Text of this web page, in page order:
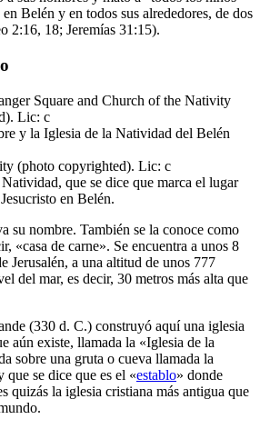
Belén y en todos sus alrededores, de dos
2:16, 18; Jeremías 31:15).
y la Iglesia de la Natividad del Belén
que se dice que marca el lugar
en Belén.
su nombre. También se la conoce como
«casa de carne». Se encuentra a unos 8
Jerusalén, a una altitud de unos 777
del mar, es decir, 30 metros más alta que
(330 d. C.) construyó aquí una iglesia
aún existe, llamada la «Iglesia de la
sobre una gruta o cueva llamada la
que se dice que es el «establo» donde
quizás la iglesia cristiana más antigua que